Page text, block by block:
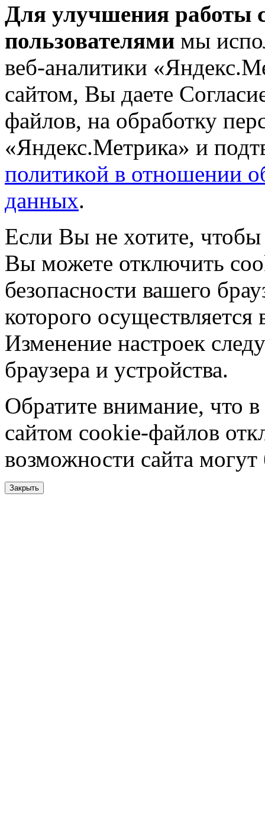
Для улучшения работы
пользователями мы
веб-аналитики
сайтом, Вы даете
файлов, на обработку
«Яндекс.Метрика» и
политикой в отношении
данных.
Если Вы не хотите,
Вы можете отключить
безопасности вашего
которого
Изменение настроек
браузера и устройства.
Обратите внимание, что в
сайтом cookie-файлов
возможности сайта
Закрыть